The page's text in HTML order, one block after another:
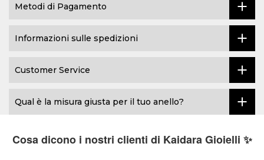
Metodi di Pagamento
Informazioni sulle spedizioni
Customer Service
Qual è la misura giusta per il tuo anello?
Cosa dicono i nostri clienti di Kaidara Gioielli ✨